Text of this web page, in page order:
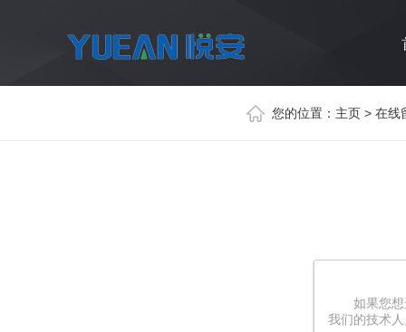
您的位置： 主页 > 在线
如果您
我们的技术